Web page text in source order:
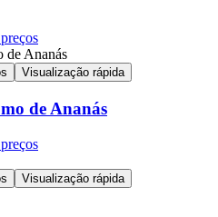
Visualização rápida
de Ananás
Visualização rápida